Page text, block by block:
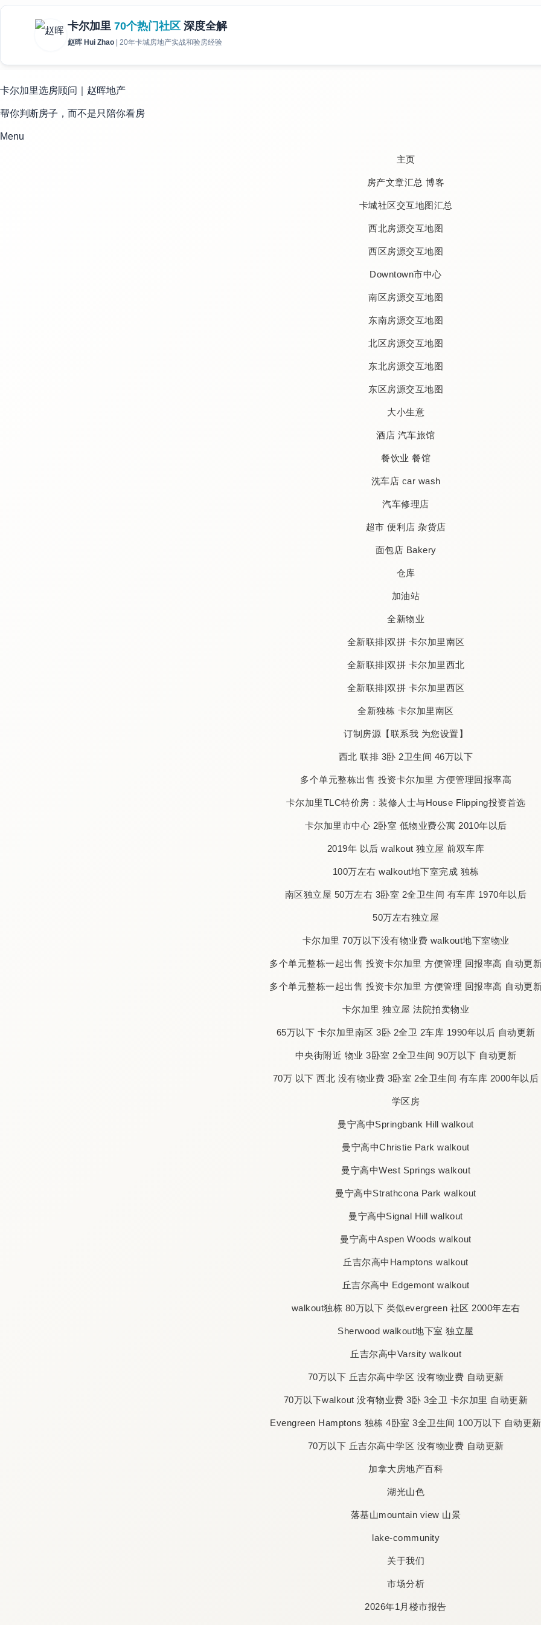
卡尔加里选房顾问｜赵晖地产
帮你判断房子，而不是只陪你看房
Menu
主页
房产文章汇总 博客
卡城社区交互地图汇总
西北房源交互地图
西区房源交互地图
Downtown市中心
南区房源交互地图
东南房源交互地图
北区房源交互地图
东北房源交互地图
东区房源交互地图
大小生意
酒店 汽车旅馆
餐饮业 餐馆
洗车店 car wash
汽车修理店
超市 便利店 杂货店
面包店 Bakery
仓库
加油站
全新物业
全新联排|双拼 卡尔加里南区
全新联排|双拼 卡尔加里西北
全新联排|双拼 卡尔加里西区
全新独栋 卡尔加里南区
订制房源【联系我 为您设置】
西北 联排 3卧 2卫生间 46万以下
多个单元整栋出售 投资卡尔加里 方便管理回报率高
卡尔加里TLC特价房：装修人士与House Flipping投资首选
卡尔加里市中心 2卧室 低物业费公寓 2010年以后
2019年 以后 walkout 独立屋 前双车库
100万左右 walkout地下室完成 独栋
南区独立屋 50万左右 3卧室 2全卫生间 有车库 1970年以后
50万左右独立屋
卡尔加里 70万以下没有物业费 walkout地下室物业
多个单元整栋一起出售 投资卡尔加里 方便管理 回报率高 自动更
多个单元整栋一起出售 投资卡尔加里 方便管理 回报率高 自动更
卡尔加里 独立屋 法院拍卖物业
65万以下 卡尔加里南区 3卧 2全卫 2车库 1990年以后 自动更新
中央街附近 物业 3卧室 2全卫生间 90万以下 自动更新
70万 以下 西北 没有物业费 3卧室 2全卫生间 有车库 2000年以后
学区房
曼宁高中Springbank Hill walkout
曼宁高中Christie Park walkout
曼宁高中West Springs walkout
曼宁高中Strathcona Park walkout
曼宁高中Signal Hill walkout
曼宁高中Aspen Woods walkout
丘吉尔高中Hamptons walkout
丘吉尔高中 Edgemont walkout
walkout独栋 80万以下 类似evergreen 社区 2000年左右
Sherwood walkout地下室 独立屋
丘吉尔高中Varsity walkout
70万以下 丘吉尔高中学区 没有物业费 自动更新
70万以下walkout 没有物业费 3卧 3全卫 卡尔加里 自动更新
Evengreen Hamptons 独栋 4卧室 3全卫生间 100万以下 自动更新
70万以下 丘吉尔高中学区 没有物业费 自动更新
加拿大房地产百科
湖光山色
落基山mountain view 山景
lake-community
关于我们
市场分析
2026年1月楼市报告